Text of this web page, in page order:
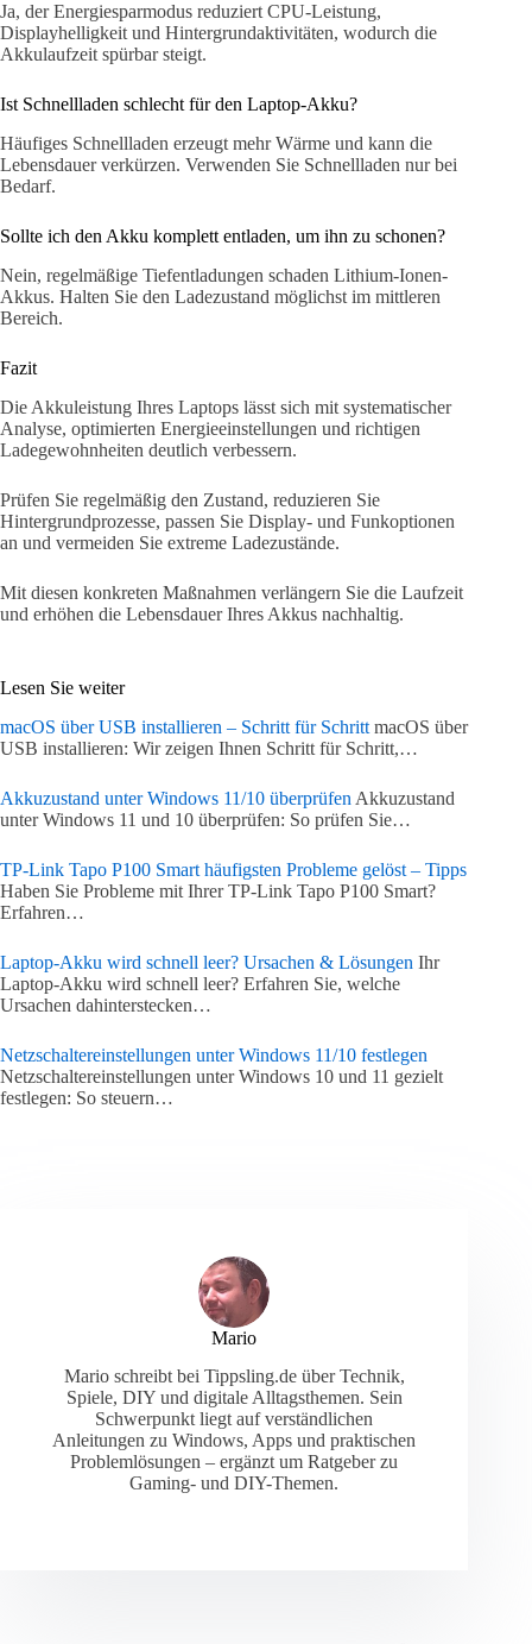
Ja, der Energiesparmodus reduziert CPU-Leistung,
Displayhelligkeit und Hintergrundaktivitäten, wodurch die
Akkulaufzeit spürbar steigt.
Ist Schnellladen schlecht für den Laptop-Akku?
Häufiges Schnellladen erzeugt mehr Wärme und kann die
Lebensdauer verkürzen. Verwenden Sie Schnellladen nur bei
Bedarf.
Sollte ich den Akku komplett entladen, um ihn zu schonen?
Nein, regelmäßige Tiefentladungen schaden Lithium-Ionen-
Akkus. Halten Sie den Ladezustand möglichst im mittleren
Bereich.
Fazit
Die Akkuleistung Ihres Laptops lässt sich mit systematischer
Analyse, optimierten Energieeinstellungen und richtigen
Ladegewohnheiten deutlich verbessern.
Prüfen Sie regelmäßig den Zustand, reduzieren Sie
Hintergrundprozesse, passen Sie Display- und Funkoptionen
an und vermeiden Sie extreme Ladezustände.
Mit diesen konkreten Maßnahmen verlängern Sie die Laufzeit
und erhöhen die Lebensdauer Ihres Akkus nachhaltig.
Lesen Sie weiter
macOS über USB installieren – Schritt für Schritt macOS über
USB installieren: Wir zeigen Ihnen Schritt für Schritt,…
Akkuzustand unter Windows 11/10 überprüfen Akkuzustand
unter Windows 11 und 10 überprüfen: So prüfen Sie…
TP-Link Tapo P100 Smart häufigsten Probleme gelöst – Tipps
Haben Sie Probleme mit Ihrer TP-Link Tapo P100 Smart?
Erfahren…
Laptop-Akku wird schnell leer? Ursachen & Lösungen Ihr
Laptop-Akku wird schnell leer? Erfahren Sie, welche
Ursachen dahinterstecken…
Netzschaltereinstellungen unter Windows 11/10 festlegen
Netzschaltereinstellungen unter Windows 10 und 11 gezielt
festlegen: So steuern…
Mario
Mario schreibt bei Tippsling.de über Technik,
Spiele, DIY und digitale Alltagsthemen. Sein
Schwerpunkt liegt auf verständlichen
Anleitungen zu Windows, Apps und praktischen
Problemlösungen – ergänzt um Ratgeber zu
Gaming- und DIY-Themen.